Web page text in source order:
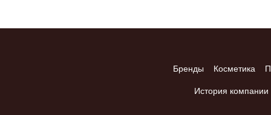
Бренды Косметика
История компании